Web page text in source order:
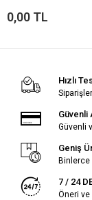
0,00 TL
Hızlı
Güvenli
Güvenli
Geniş
Binlerce
7 / 24
Öneri